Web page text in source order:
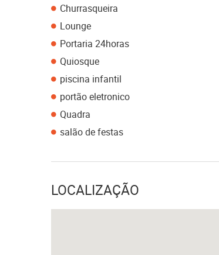
Churrasqueira
Lounge
Portaria 24horas
Quiosque
piscina infantil
portão eletronico
Quadra
salão de festas
LOCALIZAÇÃO